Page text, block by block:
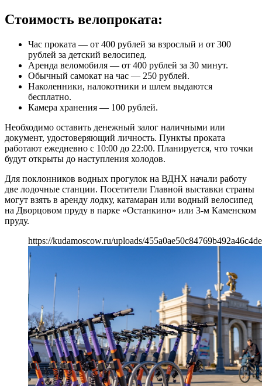
Стоимость велопроката:
Час проката — от 400 рублей за взрослый и от 300
рублей за детский велосипед.
Аренда веломобиля — от 400 рублей за 30 минут.
Обычный самокат на час — 250 рублей.
Наколенники, налокотники и шлем выдаются
бесплатно.
Камера хранения — 100 рублей.
Необходимо оставить денежный залог наличными или
документ, удостоверяющий личность. Пункты проката
работают ежедневно с 10:00 до 22:00. Планируется, что точки
будут открыты до наступления холодов.
Для поклонников водных прогулок на ВДНХ начали работу
две лодочные станции. Посетители Главной выставки страны
могут взять в аренду лодку, катамаран или водный велосипед
на Дворцовом пруду в парке «Останкино» или 3-м Каменском
пруду.
https://kudamoscow.ru/uploads/